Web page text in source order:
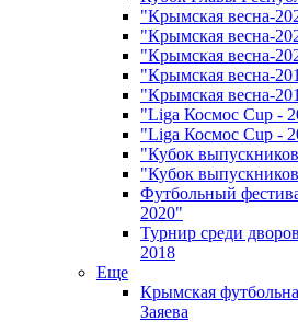
"Крымская весна-
"Крымская весна-
"Крымская весна-
"Крымская весна-
"Крымская весна-
"Liga Космос Cup -
"Liga Космос Cup -
"Кубок
"Кубок
Футбольный
2020"
Турнир среди
2018
Еще
Крымская
Заяева